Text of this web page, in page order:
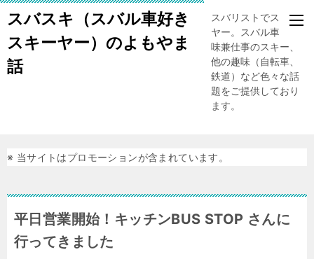
スバスキ（スバル車好き
スキーヤー）のよもやま
話
スバリストでスキー
ヤー。スバル車、趣
味兼仕事のスキー、
他の趣味（自転車、
鉄道）など色々な話
題をご提供しており
ます。
※ 当サイトはプロモーションが含まれています。
平日営業開始！キッチンBUS STOP さんに
行ってきました